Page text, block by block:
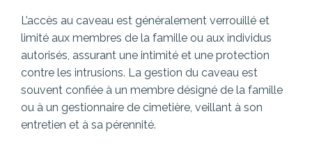
L’accès au caveau est généralement verrouillé et
limité aux membres de la famille ou aux individus
autorisés, assurant une intimité et une protection
contre les intrusions. La gestion du caveau est
souvent confiée à un membre désigné de la famille
ou à un gestionnaire de cimetière, veillant à son
entretien et à sa pérennité.